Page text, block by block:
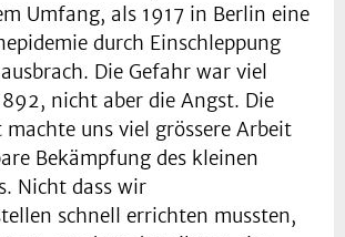
Umfang, als 1917 in Berlin eine
durch Einschleppung
Die Gefahr war viel
nicht aber die Angst. Die
uns viel grössere Arbeit
Bekämpfung des kleinen
Nicht dass wir
schnell errichten mussten,